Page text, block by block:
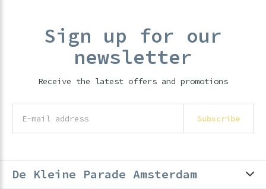
Sign up for our
newsletter
Receive the latest offers and promotions
Subscribe
De Kleine Parade Amsterdam